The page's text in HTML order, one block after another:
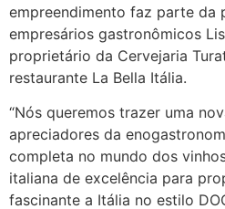
empreendimento faz parte da
empresários gastronômicos
proprietário da Cervejaria
restaurante La Bella Itália.
“Nós queremos trazer uma
apreciadores da
completa no mundo dos
italiana de excelência para
fascinante a Itália no estilo